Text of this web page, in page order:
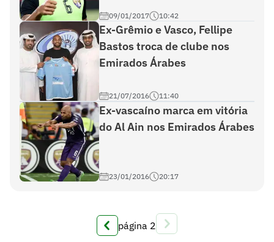
09/01/2017 10:42
Ex-Grêmio e Vasco, Fellipe
Bastos troca de clube nos
Emirados Árabes
21/07/2016 11:40
Ex-vascaíno marca em vitória
do Al Ain nos Emirados Árabes
23/01/2016 20:17
página 2